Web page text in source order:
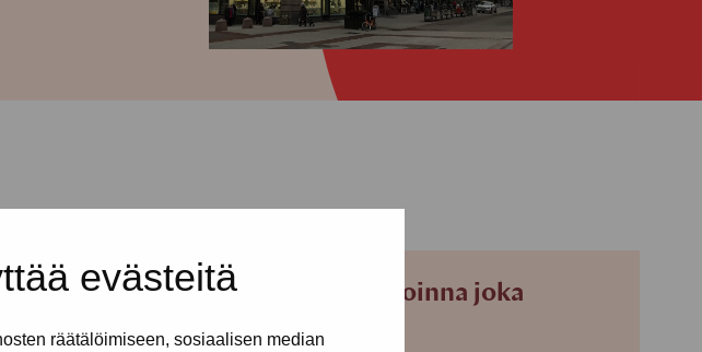
evästeitä
räätälöimiseen, sosiaalisen median
Olemme avoinna joka
arkipäivä.